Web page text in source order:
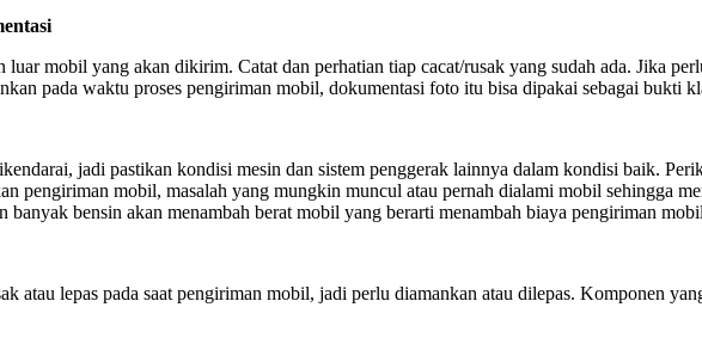
mobil yang akan dikirim. Catat dan perhatian tiap cacat/rusak yang sudah ada. Jika
pada waktu proses pengiriman mobil, dokumentasi foto itu bisa dipakai sebagai bukti
jadi pastikan kondisi mesin dan sistem penggerak lainnya dalam kondisi baik.
pengiriman mobil, masalah yang mungkin muncul atau pernah dialami mobil sehingga
bensin akan menambah berat mobil yang berarti menambah biaya pengiriman
atau lepas pada saat pengiriman mobil, jadi perlu diamankan atau dilepas. Komponen